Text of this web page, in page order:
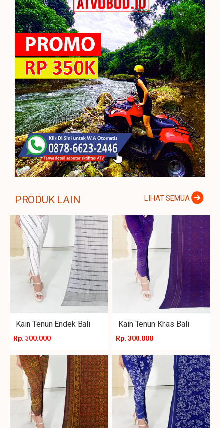
PRODUK LAIN LIHAT SEMUA
Kain Tenun Endek Bali
Rp. 300.000
Kain Tenun Khas Bali
Rp. 300.000